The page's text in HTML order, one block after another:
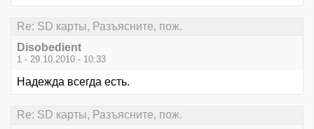
Re: SD карты, Разъясните, пож.
Disobedient
1 - 29.10.2010 - 10:33
Надежда всегда есть.
Re: SD карты, Разъясните, пож.